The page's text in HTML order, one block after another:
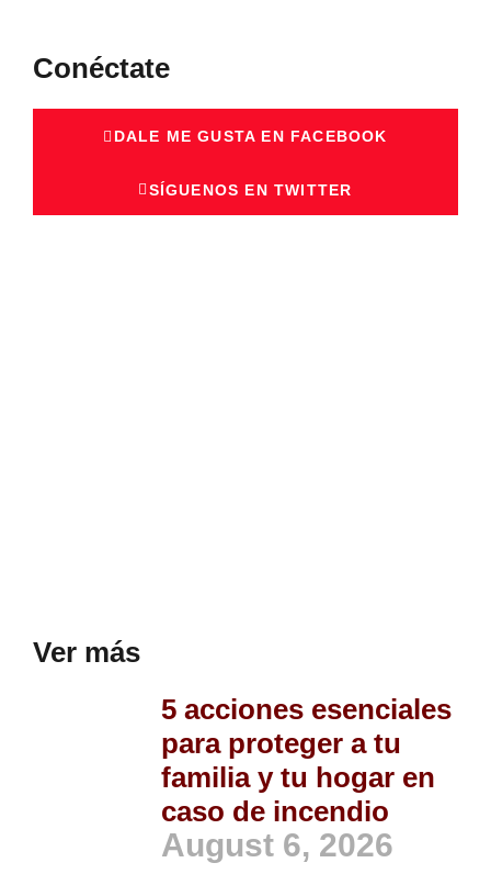
Conéctate
DALE ME GUSTA EN FACEBOOK
SÍGUENOS EN TWITTER
Ver más
5 acciones esenciales
para proteger a tu
familia y tu hogar en
caso de incendio
August 6, 2026